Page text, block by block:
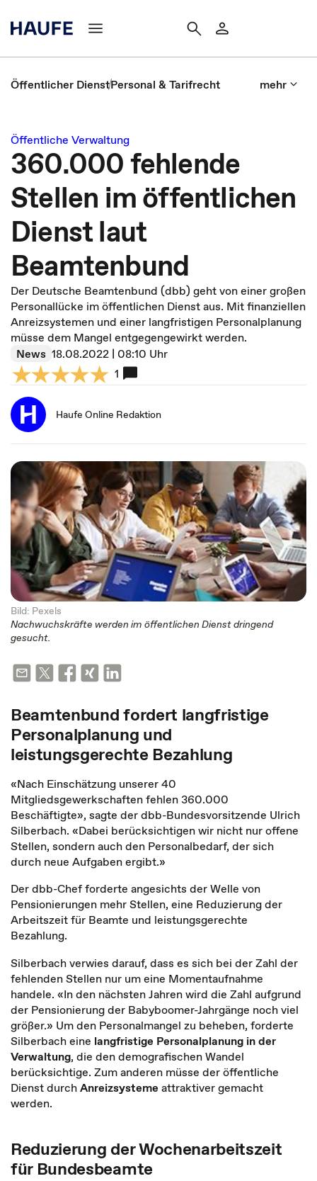
Öffentlicher DienstPersonal & Tarifrecht mehr
Öffentliche Verwaltung
360.000 fehlende
Stellen im öffentlichen
Dienst laut
Beamtenbund
Der Deutsche Beamtenbund (dbb) geht von einer großen
Personallücke im öffentlichen Dienst aus. Mit finanziellen
Anreizsystemen und einer langfristigen Personalplanung
müsse dem Mangel entgegengewirkt werden.
News 18.08.2022 | 08:10 Uhr
1
Haufe Online Redaktion
Bild: Pexels
Nachwuchskräfte werden im öffentlichen Dienst dringend
gesucht.
Beamtenbund fordert langfristige
Personalplanung und
leistungsgerechte Bezahlung
«Nach Einschätzung unserer 40
Mitgliedsgewerkschaften fehlen 360.000
Beschäftigte», sagte der dbb-Bundesvorsitzende Ulrich
Silberbach. «Dabei berücksichtigen wir nicht nur offene
Stellen, sondern auch den Personalbedarf, der sich
durch neue Aufgaben ergibt.»
Der dbb-Chef forderte angesichts der Welle von
Pensionierungen mehr Stellen, eine Reduzierung der
Arbeitszeit für Beamte und leistungsgerechte
Bezahlung.
Silberbach verwies darauf, dass es sich bei der Zahl der
fehlenden Stellen nur um eine Momentaufnahme
handele. «In den nächsten Jahren wird die Zahl aufgrund
der Pensionierung der Babyboomer-Jahrgänge noch viel
größer.» Um den Personalmangel zu beheben, forderte
Silberbach eine langfristige Personalplanung in der
Verwaltung, die den demografischen Wandel
berücksichtige. Zum anderen müsse der öffentliche
Dienst durchAnreizsysteme attraktiver gemacht
werden.
Reduzierung der Wochenarbeitszeit
für Bundesbeamte